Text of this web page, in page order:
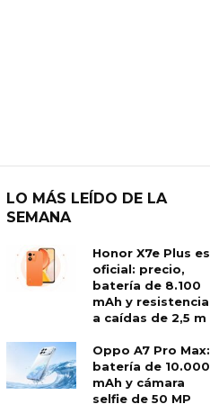
LO MÁS LEÍDO DE LA
SEMANA
Honor X7e Plus es
oficial: precio,
batería de 8.100
mAh y resistencia
a caídas de 2,5 m
Oppo A7 Pro Max:
batería de 10.000
mAh y cámara
selfie de 50 MP